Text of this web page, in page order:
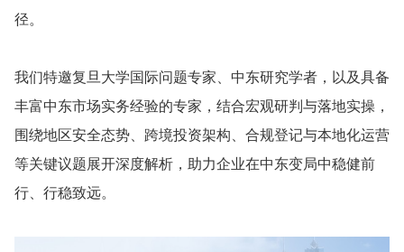
径。
我们特邀复旦大学国际问题专家、中东研究学者，以及具备
丰富中东市场实务经验的专家，结合宏观研判与落地实操，
围绕地区安全态势、跨境投资架构、合规登记与本地化运营
等关键议题展开深度解析，助力企业在中东变局中稳健前
行、行稳致远。